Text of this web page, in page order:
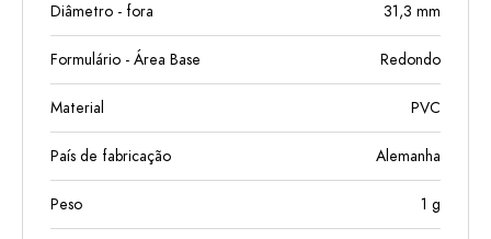
Diâmetro - fora 31,3 mm
Formulário - Área Base Redondo
Material PVC
País de fabricação Alemanha
Peso 1 g